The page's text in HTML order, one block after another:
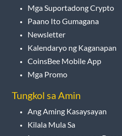
Mga Suportadong Crypto
Paano Ito Gumagana
Newsletter
Kalendaryo ng Kaganapan
CoinsBee Mobile App
Mga Promo
Tungkol sa Amin
Ang Aming Kasaysayan
Kilala Mula Sa